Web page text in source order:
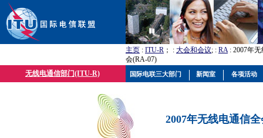
主页 : ITU-R ； : 大会和会议; : RA: 2007年
会(RA-07)
无线电通信部门(ITU-R)
2007年无线电通信
国际电联三大部门 新闻室 各项活动